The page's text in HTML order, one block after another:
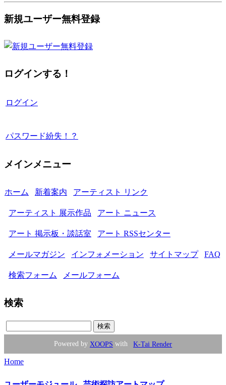
新規ユーザー無料登録
ログインする！
ログイン
パスワード紛失！？
メインメニュー
ホーム 新着案内 アーティスト リンク
アーティスト 展示作品 アート ニュース
アート 掲示板・談話室 アート RSSセンター
メールマガジン インフォメーション サイトマップ FAQ
検索フォーム メールフォーム
検索
Powered by XOOPS with K-Tai Render
Home